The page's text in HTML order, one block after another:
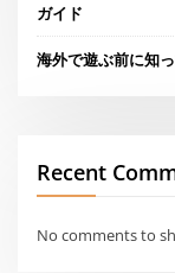
ガイド
海外で遊ぶ前に知
Recent
No comments to